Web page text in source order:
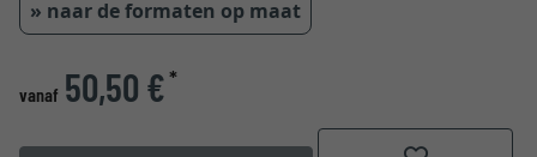
» naar de formaten op maat
vanaf 50,50 €*